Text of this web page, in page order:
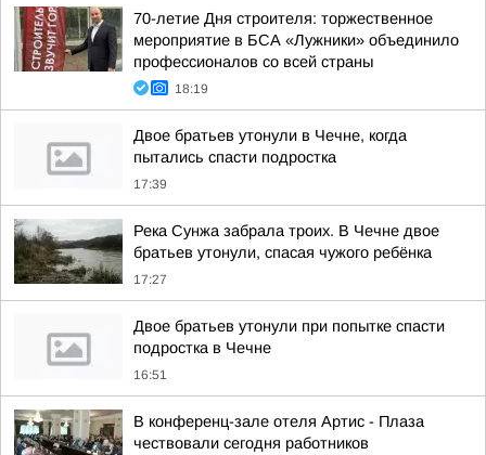
70-летие Дня строителя: торжественное
мероприятие в БСА «Лужники» объединило
профессионалов со всей страны
18:19
Двое братьев утонули в Чечне, когда
пытались спасти подростка
17:39
Река Сунжа забрала троих. В Чечне двое
братьев утонули, спасая чужого ребёнка
17:27
Двое братьев утонули при попытке спасти
подростка в Чечне
16:51
В конференц-зале отеля Артис - Плаза
чествовали сегодня работников